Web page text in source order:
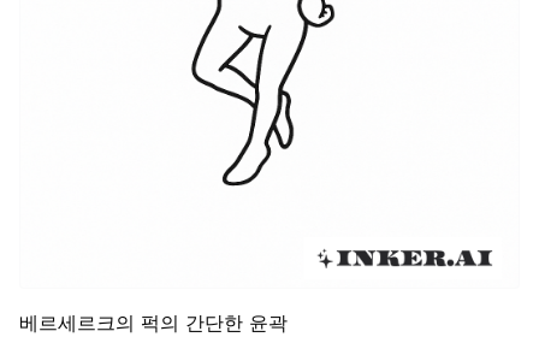
베르세르크의 퍽의 간단한 윤곽